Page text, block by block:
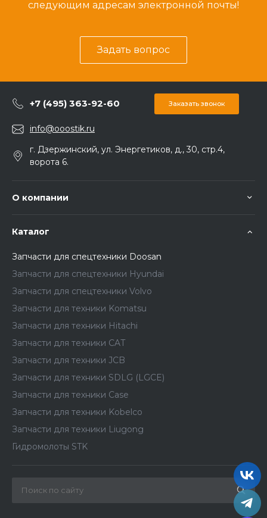
следующим адресам электронной почты!
Задать вопрос
+7 (495) 363-92-60 Заказать звонок
info@ooostik.ru
г. Дзержинский, ул. Энергетиков, д., 30, стр.4,
ворота 6.
О компании
Каталог
Запчасти для спецтехники Doosan
Запчасти для спецтехники Hyundai
Запчасти для спецтехники Volvo
Запчасти для техники Komatsu
Запчасти для техники Hitachi
Запчасти для техники CAT
Запчасти для техники JCB
Запчасти для техники SDLG (LGCE)
Запчасти для техники Case
Запчасти для техники Kobelco
Запчасти для техники Liugong
Гидромолоты STK